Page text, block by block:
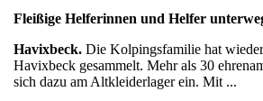
Fleißige Helferinnen und Helfer
Havixbeck. Die Kolpingsfamilie hat
Havixbeck gesammelt. Mehr als 30
sich dazu am Altkleiderlager ein. Mit ...